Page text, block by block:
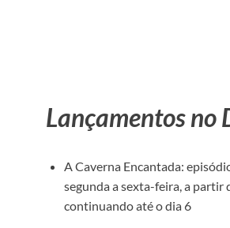
Lançamentos no
A Caverna Encantada:
segunda a sexta-feira, a partir
continuando até o dia 6